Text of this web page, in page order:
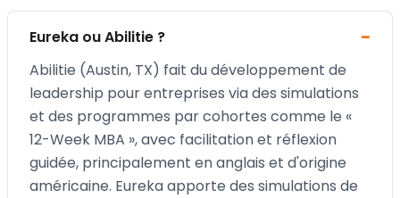
Eureka ou Abilitie ?
Abilitie (Austin, TX) fait du développement de
leadership pour entreprises via des simulations
et des programmes par cohortes comme le «
12-Week MBA », avec facilitation et réflexion
guidée, principalement en anglais et d'origine
américaine. Eureka apporte des simulations de